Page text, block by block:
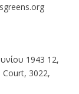
1943 12,
3022,